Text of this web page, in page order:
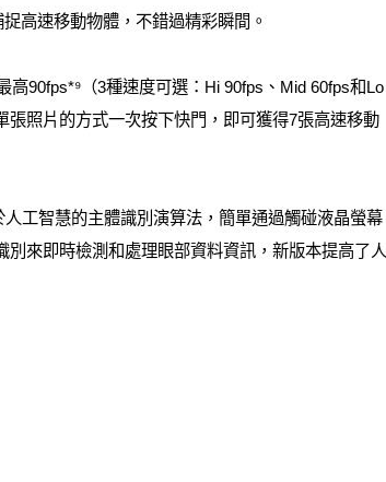
高速移動物體，不錯過精彩瞬間。
90fps*⁹（3種速度可選：Hi 90fps、Mid 60fps和Lo
照片的方式一次按下快門，即可獲得7張高速移動
工智慧的主體識別演算法，簡單通過觸碰液晶螢幕
來即時檢測和處理眼部資料資訊，新版本提高了人